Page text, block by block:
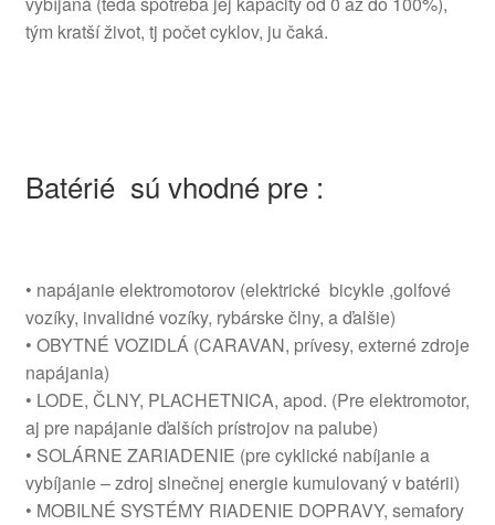
tým kratší život, tj počet cyklov, ju čaká.
Batérié sú vhodné pre :
• napájanie elektromotorov (elektrické bicykle ,golfové
vozíky, invalidné vozíky, rybárske člny, a ďalšie)
• OBYTNÉ VOZIDLÁ (CARAVAN, prívesy, externé zdroje
napájania)
• LODE, ČLNY, PLACHETNICA, apod. (Pre elektromotor,
aj pre napájanie ďalších prístrojov na palube)
• SOLÁRNE ZARIADENIE (pre cyklické nabíjanie a
vybíjanie – zdroj slnečnej energie kumulovaný v batérii)
• MOBILNÉ SYSTÉMY RIADENIE DOPRAVY, semafory